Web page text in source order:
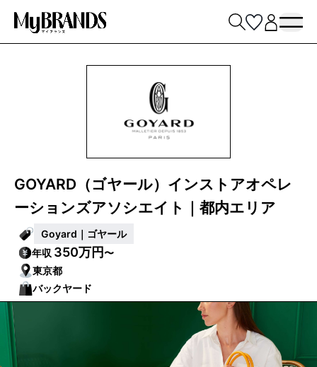
GOYARD（ゴヤール）インストアオペレ
ーションズアソシエイト｜都内エリア
Goyard｜ゴヤール
年収 350万円〜
東京都
バックヤード